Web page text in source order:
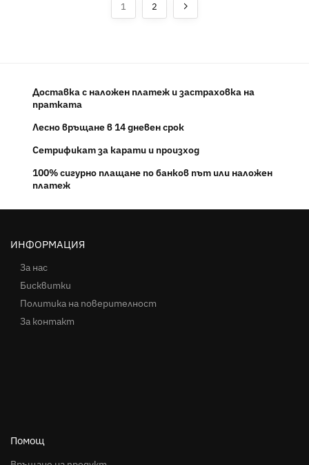
1 2
Доставка с наложен платеж и застраховка на
пратката
Лесно връщане в 14 дневен срок
Сетрификат за карати и произход
100% сигурно плащане по банков път или наложен
платеж
ИНФОРМАЦИЯ
За нас
Бисквитки
Политика на поверителност
За контакт
Помощ